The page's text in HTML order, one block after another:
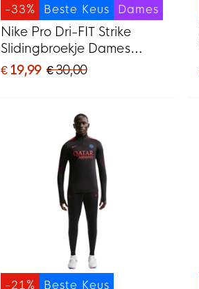
Beste Keus
-33% Dames
Nike Pro Dri-FIT Strike
Slidingbroekje Dames
Zwart
€ 19,99 € 30,00
Beste Keus
-21%